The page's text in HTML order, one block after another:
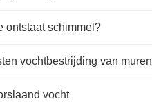
ontstaat schimmel?
vochtbestrijding van muren
vocht